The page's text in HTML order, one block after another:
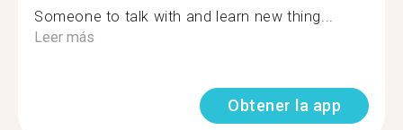
Someone to talk with and learn new thing...
Leer más
Obtener la app